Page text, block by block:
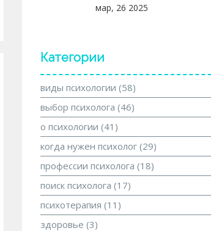
мар, 26 2025
Категории
виды психологии (58)
выбор психолога (46)
о психологии (41)
когда нужен психолог (29)
профессии психолога (18)
поиск психолога (17)
психотерапия (11)
здоровье (3)